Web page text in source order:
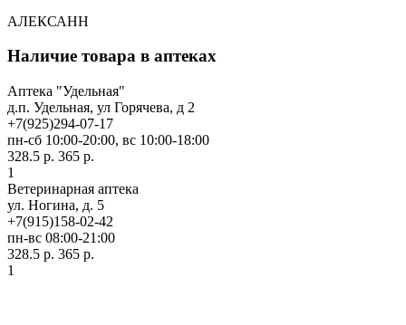
АЛЕКСАНН
Наличие товара в аптеках
Аптека "Удельная"
д.п. Удельная, ул Горячева, д 2
+7(925)294-07-17
пн-сб 10:00-20:00, вс 10:00-18:00
328.5 р. 365 р.
1
Ветеринарная аптека
ул. Ногина, д. 5
+7(915)158-02-42
пн-вс 08:00-21:00
328.5 р. 365 р.
1